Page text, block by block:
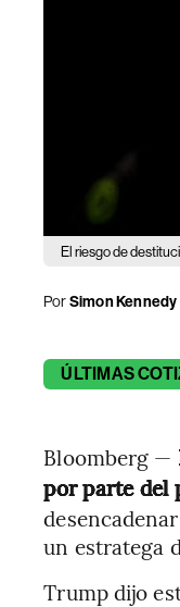
El riesgo de
PorSimon Kennedy
ÚLTIMAS
Bloomberg —
por parte del
desencadenar
un estratega
Trump dijo